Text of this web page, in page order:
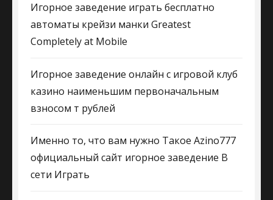
Игорное заведение играть бесплатно
автоматы крейзи манки Greatest
Completely at Mobile
Игорное заведение онлайн с игровой клуб
казино наименьшим первоначальным
взносом т рублей
Именно то, что вам нужно Такое Azino777
официальный сайт игорное заведение В
сети Играть